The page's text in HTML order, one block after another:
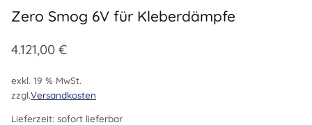
Zero Smog 6V für Kleberdämpfe
4.121,00 €
exkl. 19 % MwSt.
zzgl.Versandkosten
Lieferzeit: sofort lieferbar